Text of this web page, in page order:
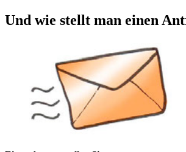
Und wie stellt man einen